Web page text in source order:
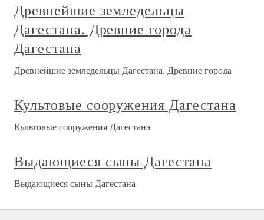
Древнейшие земледельцы
Дагестана. Древние города
Дагестана
Древнейшие земледельцы Дагестана. Древние города
Культовые сооружения Дагестана
Культовые сооружения Дагестана
Выдающиеся сыны Дагестана
Выдающиеся сыны Дагестана